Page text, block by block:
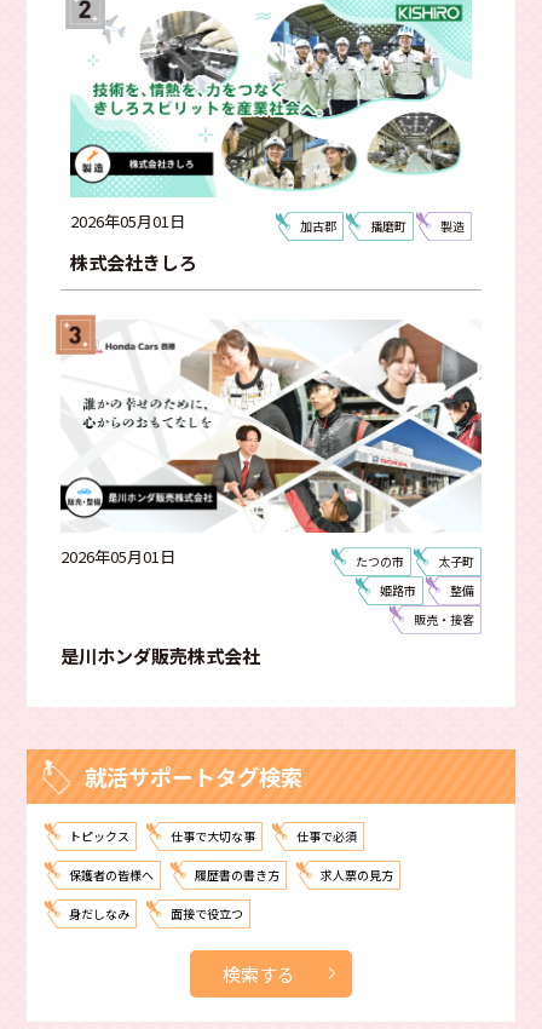
先輩との距離が近い Instagramあり 車通勤OK
やりがいがある 創業50年以上 雰囲気がいい
創業30年以上 シェア率高い！
検索する
2026年05月01日 加古郡 播磨町 製造
株式会社きしろ
2026年05月01日 たつの市
太子町
姫路市
整備
販売・接客
是川ホンダ販売株式会社
就活サポートタグ検索
トピックス 仕事で大切な事 仕事で必須
保護者の皆様へ 履歴書の書き方 求人票の見方
身だしなみ 面接で役立つ
検索する